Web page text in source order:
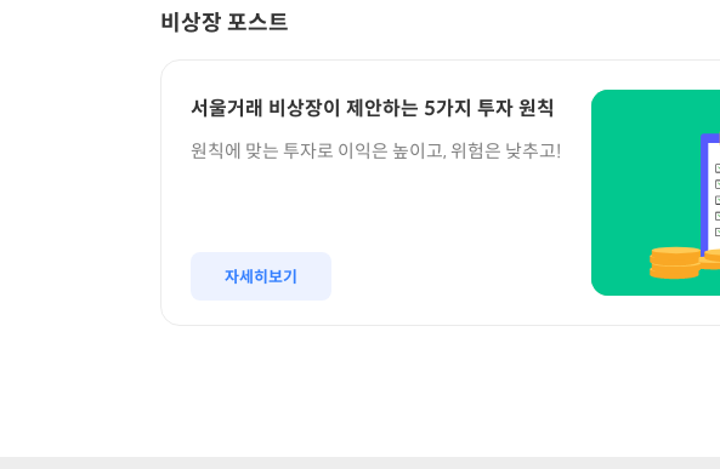
비상장 포스트
서울거래 비상장이 제안하는 5가지 투자 원칙
원칙에 맞는 투자로 이익은 높이고, 위험은 낮추고!
자세히보기